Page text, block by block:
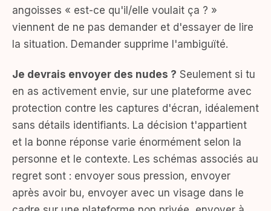
angoisses « est-ce qu'il/elle voulait ça ? »
viennent de ne pas demander et d'essayer de lire
la situation. Demander supprime l'ambiguïté.
Je devrais envoyer des nudes ? Seulement si tu
en as activement envie, sur une plateforme avec
protection contre les captures d'écran, idéalement
sans détails identifiants. La décision t'appartient
et la bonne réponse varie énormément selon la
personne et le contexte. Les schémas associés au
regret sont : envoyer sous pression, envoyer
après avoir bu, envoyer avec un visage dans le